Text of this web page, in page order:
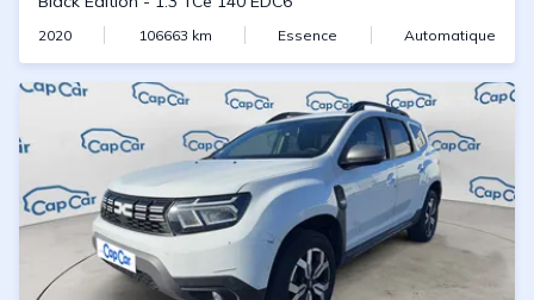
2020 106663 km Essence Automatique